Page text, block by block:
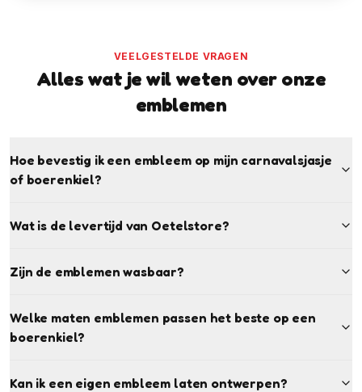
VEELGESTELDE VRAGEN
Alles wat je wil weten over onze
emblemen
Hoe bevestig ik een embleem op mijn carnavalsjasje
of boerenkiel?
Wat is de levertijd van Oetelstore?
Zijn de emblemen wasbaar?
Welke maten emblemen passen het beste op een
boerenkiel?
Kan ik een eigen embleem laten ontwerpen?